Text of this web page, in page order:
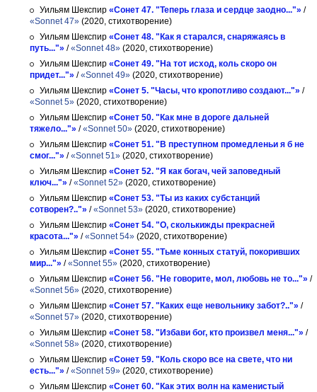
Уильям Шекспир «Сонет 47. "Теперь глаза и сердце заодно..."» /
«Sonnet 47» (2020, стихотворение)
Уильям Шекспир «Сонет 48. "Как я старался, снаряжаясь в
путь..."» /«Sonnet 48» (2020, стихотворение)
Уильям Шекспир «Сонет 49. "На тот исход, коль скоро он
придет..."» /«Sonnet 49» (2020, стихотворение)
Уильям Шекспир «Сонет 5. "Часы, что кропотливо создают..."» /
«Sonnet 5» (2020, стихотворение)
Уильям Шекспир «Сонет 50. "Как мне в дороге дальней
тяжело..."» /«Sonnet 50» (2020, стихотворение)
Уильям Шекспир «Сонет 51. "В преступном промедленьи я б не
смог..."» /«Sonnet 51» (2020, стихотворение)
Уильям Шекспир «Сонет 52. "Я как богач, чей заповедный
ключ..."» /«Sonnet 52» (2020, стихотворение)
Уильям Шекспир «Сонет 53. "Ты из каких субстанций
сотворен?.."» /«Sonnet 53» (2020, стихотворение)
Уильям Шекспир «Сонет 54. "О, сколькижды прекрасней
красота..."» /«Sonnet 54» (2020, стихотворение)
Уильям Шекспир «Сонет 55. "Тьме конных статуй, покоривших
мир..."» /«Sonnet 55» (2020, стихотворение)
Уильям Шекспир «Сонет 56. "Не говорите, мол, любовь не то..."» /
«Sonnet 56» (2020, стихотворение)
Уильям Шекспир «Сонет 57. "Каких еще невольнику забот?.."» /
«Sonnet 57» (2020, стихотворение)
Уильям Шекспир «Сонет 58. "Избави бог, кто произвел меня..."» /
«Sonnet 58» (2020, стихотворение)
Уильям Шекспир «Сонет 59. "Коль скоро все на свете, что ни
есть..."» /«Sonnet 59» (2020, стихотворение)
Уильям Шекспир «Сонет 60. "Как этих волн на каменистый